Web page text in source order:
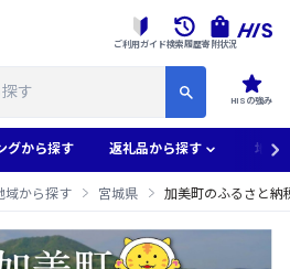
HISの強み
ご利用ガイド検索履歴寄附状況
グから探す 返礼品から探す 地域
域から探す 宮城県 加美町のふるさと納